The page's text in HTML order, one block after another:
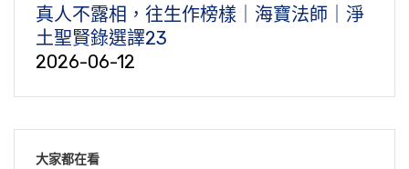
真人不露相，往生作榜樣｜海寶法師｜淨
土聖賢錄選譯23
2026-06-12
大家都在看